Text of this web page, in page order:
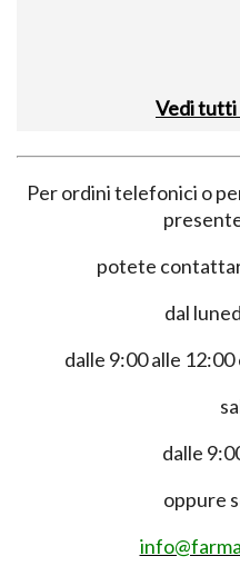
Vedi tutti
Per ordini telefonici o
potete
dal
dalle 9:00 alle
dalle
oppure